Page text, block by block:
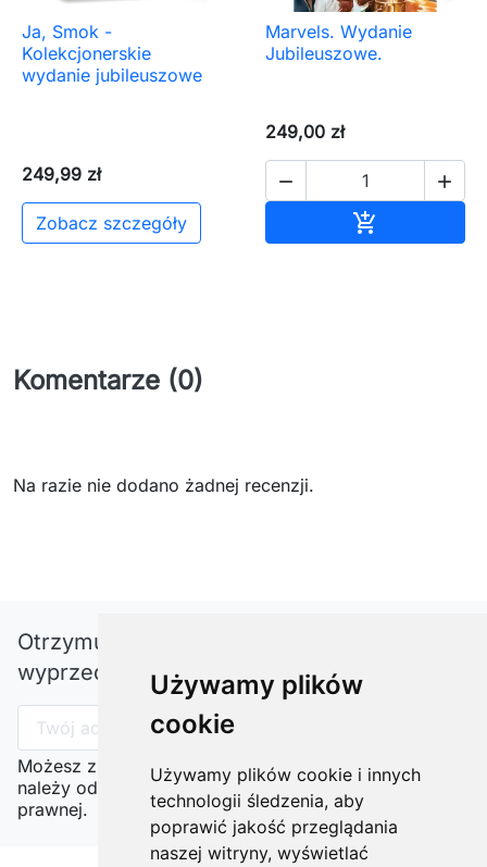
Używamy plików
cookie
Używamy plików cookie i innych
technologii śledzenia, aby
poprawić jakość przeglądania
naszej witryny, wyświetlać
Ja, Smok -
Kolekcjonerskie
wydanie jubileuszowe
249,99 zł
Zobacz szczegóły
Marvels. Wydanie
Jubileuszowe.
249,00 zł
 

Komentarze (0)
Na razie nie dodano żadnej recenzji.
Otrzymuj informację o nowościach i
wyprzedażach
Możesz zrezygnować w każdej chwili. W tym celu
należy odnaleźć szczegóły w naszej informacji
prawnej.